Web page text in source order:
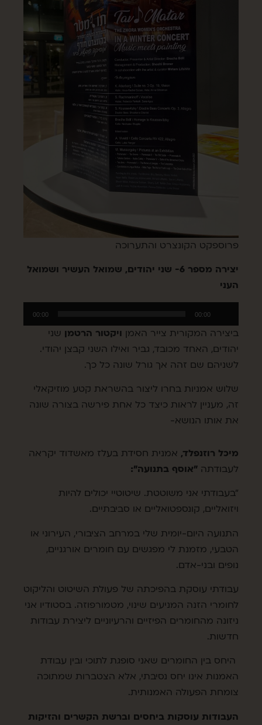
פרוספקט הקונצרט והתערוכה
יצירה מספר 6- שני יהודים, שמואל העשיר ושמואל
העני
אודיו
00:00
00:00
ביצירה המקורית צייר האמן ויקטור הרטמן שני
יהודים, האחד מכובד, גביר ואילו השני קבצן יהודי.
לשניהם שם זהה אך גורל שונה כל כך.
שלוש אמניות בחרו ליצור בהשראת קטע מוזיקאלי
זה, מעניין לראות כיצד כל אחת פירשה בצורה שונה
את אותו הנושא-
מיכל רוזנפלד, אמנית חסידת בעלז מאשדוד יקראה
לעבודתה "אוסף בתנועה":
"בעבודתי אני משוטטת. שיטוטיי יכולים להיות
ויזואליים, קונספטואליים או סביבתיים.
התנועה היום-יומית שלי במרחב הציבורי, העירוני או
הטבעי, מזמנת לי מפגשים עם חומרים אורגניים,
נופים ובני-אדם.
עבודתי עוסקת בהפיכתה של פעולת השיטוט והליקוט
לחומרי הזנה המניעים שינוי, מטמורפוזה. בסטודיו אני
ניזונה מהחומרים הפיזיים והרעיוניים ליצירת עבודות
חדשות.
היחס בין החומרים שאני סופגת לתוכי ובין עבודת
האמנות אינו יחס נסיבתי, אלא הצטברות שמתוכה
צומחת הפעולה האמנותית.
העבודות עוסקות ביחסים וברשת הקשרים והזיקות